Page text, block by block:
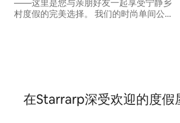
——这里是您与亲朋好友一起享受宁静乡
村度假的完美选择。 我们的时尚单间公寓
Woodfield 乡村小屋与我们的住宅位于同
一处物业内，我们就住在那里。
在Starrarp深受欢迎的度假